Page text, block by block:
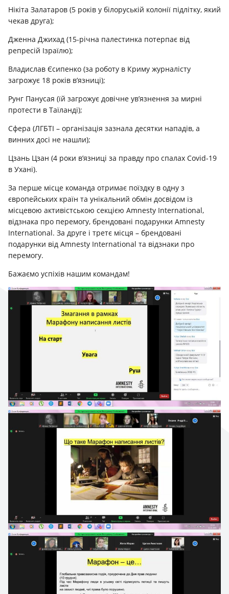
Нікіта Залатаров (5 років у білоруській колонії підлітку, який
чекав друга);
Дженна Джихад (15-річна палестинка потерпає від
репресій Ізраїлю);
Владислав Єсипенко (за роботу в Криму журналісту
загрожує 18 років в’язниці);
Рунг Панусая (їй загрожує довічне ув’язнення за мирні
протести в Таїланді);
Сфера (ЛГБТІ – організація зазнала десятки нападів, а
винних досі не нашли);
Цзань Цзан (4 роки в’язниці за правду про спалах Covid-19
в Ухані).
За перше місце команда отримає поїздку в одну з
європейських країн та унікальний обмін досвідом із
місцевою активістською секцією Amnesty International,
відзнака про перемогу, брендовані подарунки Amnesty
International. За друге і третє місця – брендовані
подарунки від Amnesty International та відзнаки про
перемогу.
Бажаємо успіхів нашим командам!